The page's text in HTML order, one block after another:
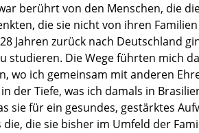
berührt von den Menschen, die
die sie nicht von ihren
Jahren zurück nach Deutschland
studieren. Die Wege führten mich
wo ich gemeinsam mit anderen
der Tiefe, was ich damals in
sie für ein gesundes, gestärktes
die, die sie bisher im Umfeld der